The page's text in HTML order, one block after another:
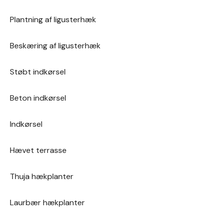
Plantning af ligusterhæk
Beskæring af ligusterhæk
Støbt indkørsel
Beton indkørsel
Indkørsel
Hævet terrasse
Thuja hækplanter
Laurbær hækplanter